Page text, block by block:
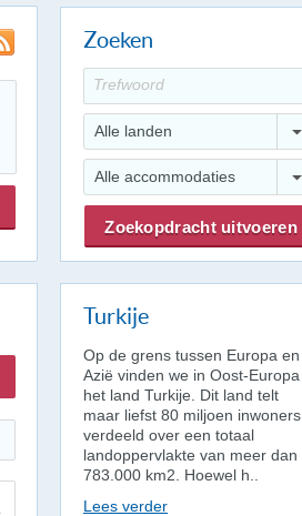
Zoeken
Alle landen
Alle accommodaties
Turkije
Op de grens tussen Europa en
Azië vinden we in Oost-Europa
het land Turkije. Dit land telt
maar liefst 80 miljoen inwoners
verdeeld over een totaal
landoppervlakte van meer dan
783.000 km2. Hoewel h..
Lees verder